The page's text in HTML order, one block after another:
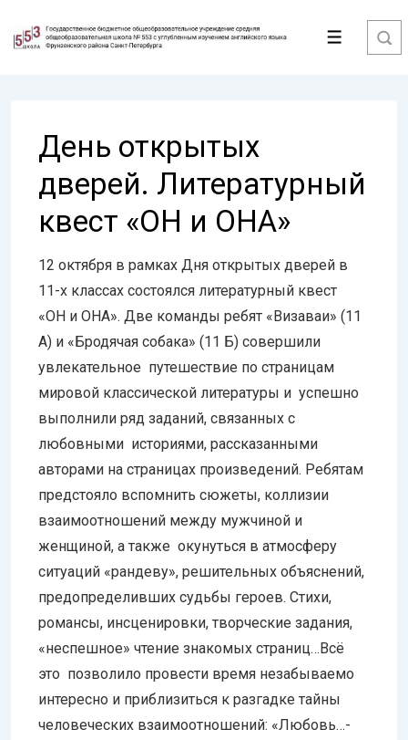
Перейти
Меню
День открытых
дверей. Литературный
квест «ОН и ОНА»
12 октября в рамках Дня открытых дверей в
11-х классах состоялся литературный квест
«ОН и ОНА». Две команды ребят «Визаваи» (11
А) и «Бродячая собака» (11 Б) совершили
увлекательное путешествие по страницам
мировой классической литературы и успешно
выполнили ряд заданий, связанных с
любовными историями, рассказанными
авторами на страницах произведений. Ребятам
предстояло вспомнить сюжеты, коллизии
взаимоотношений между мужчиной и
женщиной, а также окунуться в атмосферу
ситуаций «рандеву», решительных объяснений,
предопределивших судьбы героев. Стихи,
романсы, инсценировки, творческие задания,
«неспешное» чтение знакомых страниц…Всё
это позволило провести время незабываемо
интересно и приблизиться к разгадке тайны
человеческих взаимоотношений: «Любовь…-